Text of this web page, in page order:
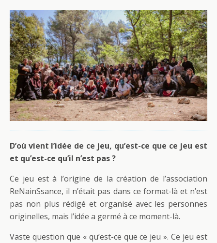
D’où vient l’idée de ce jeu, qu’est-ce que ce jeu est
et qu’est-ce qu’il n’est pas ?
Ce jeu est à l’origine de la création de l’association
ReNainSsance, il n’était pas dans ce format-là et n’est
pas non plus rédigé et organisé avec les personnes
originelles, mais l’idée a germé à ce moment-là.
Vaste question que « qu’est-ce que ce jeu ». Ce jeu est